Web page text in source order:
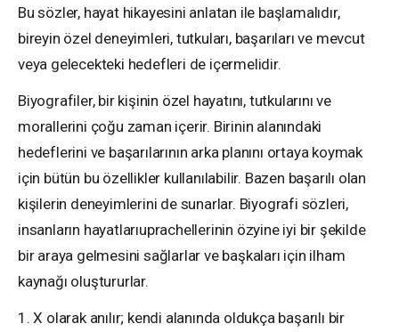
Bu sözler, hayat hikayesini anlatan ile başlamalıdır,
bireyin özel deneyimleri, tutkuları, başarıları ve mevcut
veya gelecekteki hedefleri de içermelidir.
Biyografiler, bir kişinin özel hayatını, tutkularını ve
morallerini çoğu zaman içerir. Birinin alanındaki
hedeflerini ve başarılarının arka planını ortaya koymak
için bütün bu özellikler kullanılabilir. Bazen başarılı olan
kişilerin deneyimlerini de sunarlar. Biyografi sözleri,
insanların hayatlarıuprachellerinin özyine iyi bir şekilde
bir araya gelmesini sağlarlar ve başkaları için ilham
kaynağı oluştururlar.
1. X olarak anılır; kendi alanında oldukça başarılı bir